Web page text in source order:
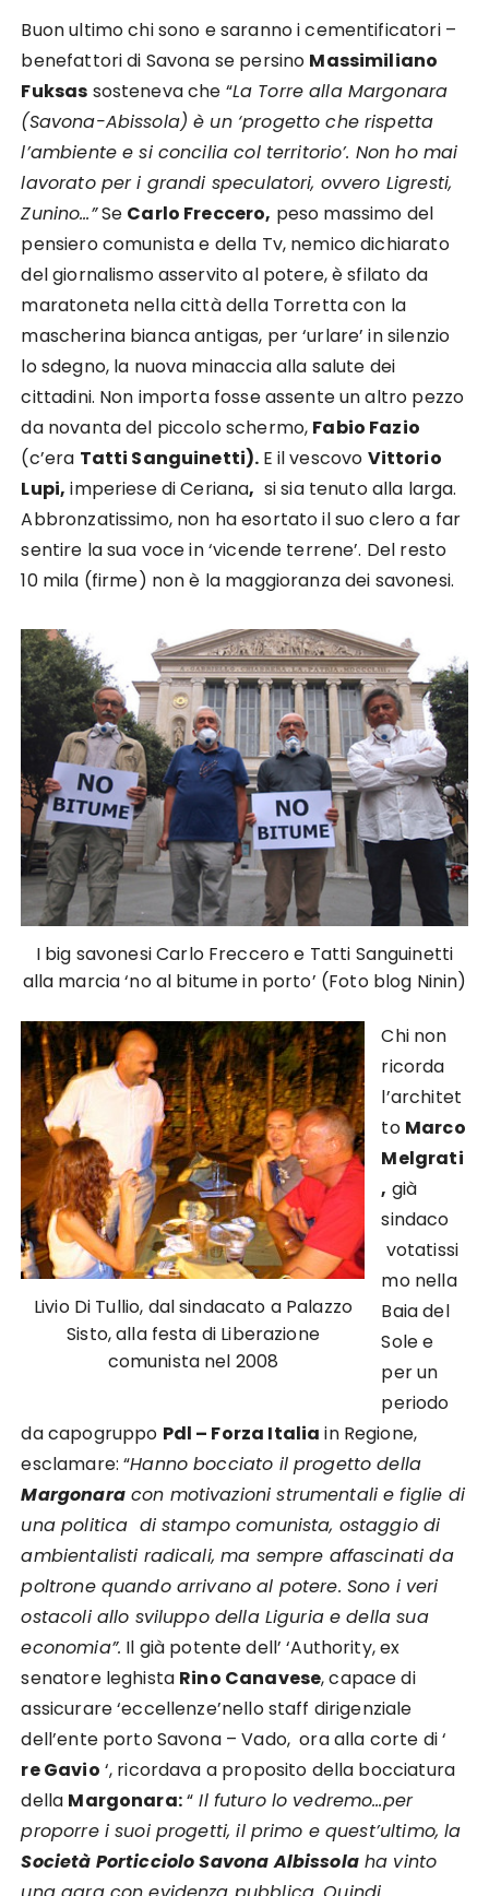
Buon ultimo chi sono e saranno i cementificatori –
benefattori di Savona se persino Massimiliano
Fuksas sosteneva che “La Torre alla Margonara
(Savona-Abissola) è un ‘progetto che rispetta
l’ambiente e si concilia col territorio’. Non ho mai
lavorato per i grandi speculatori, ovvero Ligresti,
Zunino…”Se Carlo Freccero, peso massimo del
pensiero comunista e della Tv, nemico dichiarato
del giornalismo asservito al potere, è sfilato da
maratoneta nella città della Torretta con la
mascherina bianca antigas, per ‘urlare’ in silenzio
lo sdegno, la nuova minaccia alla salute dei
cittadini. Non importa fosse assente un altro pezzo
da novanta del piccolo schermo, Fabio Fazio
(c’era Tatti Sanguinetti). E il vescovo Vittorio
Lupi, imperiese di Ceriana, si sia tenuto alla larga.
Abbronzatissimo, non ha esortato il suo clero a far
sentire la sua voce in ‘vicende terrene’. Del resto
10 mila (firme) non è la maggioranza dei savonesi.
I big savonesi Carlo Freccero e Tatti Sanguinetti
alla marcia ‘no al bitume in porto’ (Foto blog Ninin)
Livio Di Tullio, dal sindacato a Palazzo
Sisto, alla festa di Liberazione
comunista nel 2008
Chi non
ricorda
l’architet
to Marco
Melgrati
, già
sindaco
votatissi
mo nella
Baia del
Sole e
per un
periodo
da capogruppo Pdl – Forza Italia in Regione,
esclamare: “Hanno bocciato il progetto della
Margonaracon motivazioni strumentali e figlie di
una politica di stampo comunista, ostaggio di
ambientalisti radicali, ma sempre affascinati da
poltrone quando arrivano al potere. Sono i veri
ostacoli allo sviluppo della Liguria e della sua
economia”. Il già potente dell’ ‘Authority, ex
senatore leghista Rino Canavese, capace di
assicurare ‘eccellenze’nello staff dirigenziale
dell’ente porto Savona – Vado, ora alla corte di ‘
re Gavio ‘, ricordava a proposito della bocciatura
della Margonara:“ Il futuro lo vedremo…per
proporre i suoi progetti, il primo e quest’ultimo, la
Società Porticciolo Savona Albissolaha vinto